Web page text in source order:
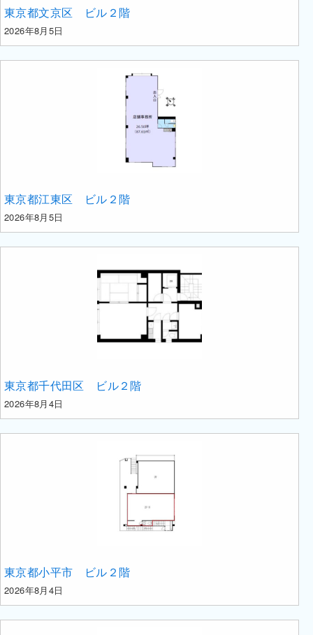
東京都文京区 ビル２階
2026年8月5日
東京都江東区 ビル２階
2026年8月5日
東京都千代田区 ビル２階
2026年8月4日
東京都小平市 ビル２階
2026年8月4日